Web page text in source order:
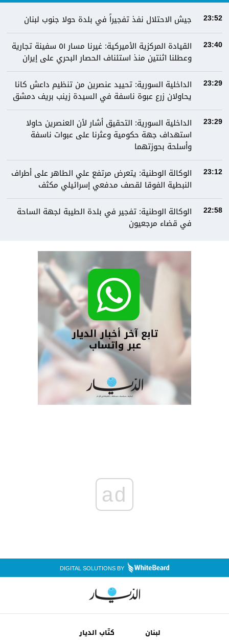
23:52 جيش الاحتلال نفذ تفجيراً في بلدة حولا جنوب لبنان
23:40
القيادة المركزية الأميركية: غيرنا مسار ٥١ سفينة تجارية
وعطلنا اثنتين منذ استئناف الحصار البحري على إيران
23:29
الداخلية السورية: تحييد عنصرين من تنظيم داعش كانا
يحاولان زرع عبوة ناسفة في السيدة زينب بريف دمشق
23:29
الداخلية السورية: التحقيق أشار لأن العنصرين حاولا
استهداف جهة حكومية وعثرنا على عبوات ناسفة
وأسلحة بحوزتهما
23:12
الوكالة الوطنية: يتعرض مرتفع علي الطاهر على أطراف
النبطية الفوقا لقصف مدفعي إسرائيلي مكثف
22:58
الوكالة الوطنية: تفجير في بلدة الطيبة لجهة الساحة
في قضاء مرجعيون
ad
DIGITAL SOLUTIONS BY
لبنان كتّاب الديار